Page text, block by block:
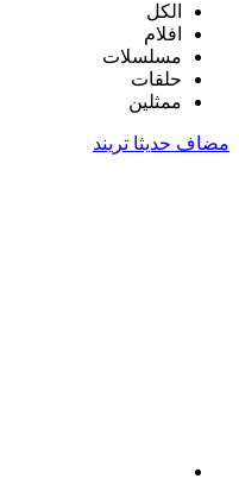
الكل
افلام
مسلسلات
حلقات
ممثلين
مضاف حديثا تريند